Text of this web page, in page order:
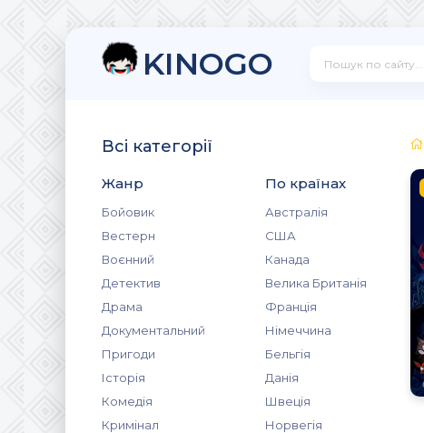
KINOGO
Всі категорії
Жанр
Бойовик
Вестерн
Воєнний
Детектив
Драма
Документальний
Пригоди
Історія
Комедія
Кримінал
По країнах
Австралія
США
Канада
Велика Британія
Франція
Німеччина
Бельгія
Данія
Швеція
Норвегія